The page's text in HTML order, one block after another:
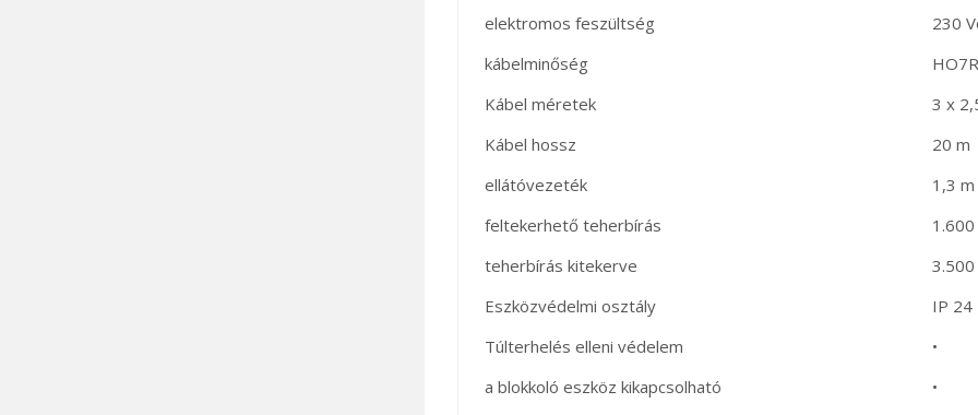
elektromos feszültség
230
kábelminőség
Kábel méretek
3 x
Kábel hossz
20 m
ellátóvezeték
1,3 m
feltekerhető teherbírás
teherbírás kitekerve
Eszközvédelmi osztály
IP 24
Túlterhelés elleni védelem
•
a blokkoló eszköz kikapcsolható
•